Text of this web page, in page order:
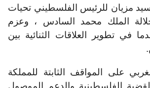
مزيان للرئيس الفلسطيني تحيات
الملك محمد السادس ، وعزم
في تطوير العلاقات الثنائية بين
على المواقف الثابتة للمملكة
الفلسطينية والدعم الموصول